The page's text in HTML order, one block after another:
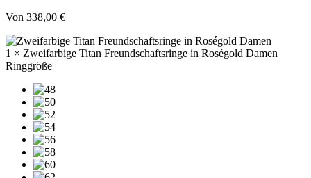
Von 338,00 €
1 × Zweifarbige Titan Freundschaftsringe in Roségold Damen
Ringgröße